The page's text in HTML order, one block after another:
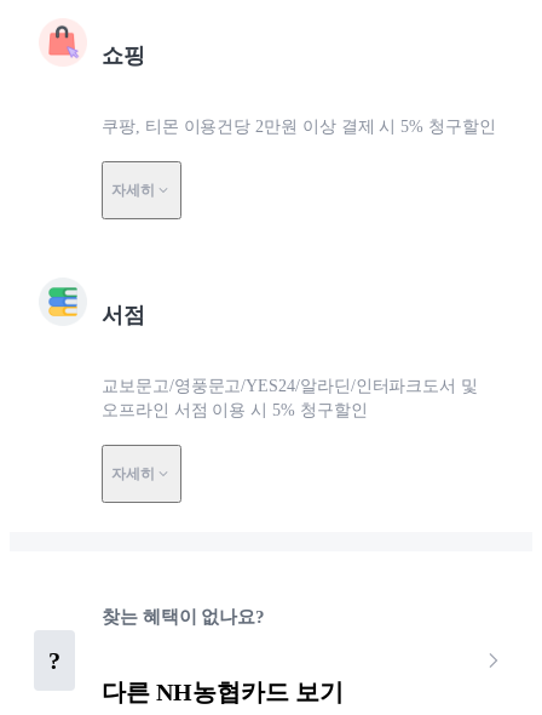
쇼핑
쿠팡, 티몬 이용건당 2만원 이상 결제 시 5% 청구할인
자세히
서점
교보문고/영풍문고/YES24/알라딘/인터파크도서 및
오프라인 서점 이용 시 5% 청구할인
자세히
?
찾는 혜택이 없나요?
다른 NH농협카드 보기